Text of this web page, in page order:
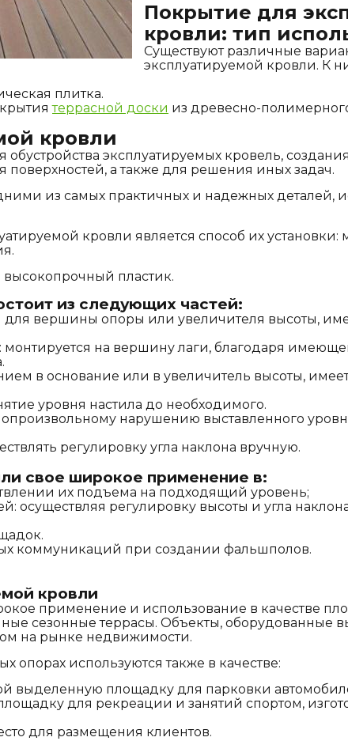
Покрытие для
кровли: тип
Существуют различные
эксплуатируемой кровли. К
плитка.
террасной доски из древесно-
кровли
обустройства эксплуатируемых кровель,
а также для решения иных задач.
из самых практичных и надежных деталей,
кровли является способ их установки:
высокопрочный пластик.
из следующих частей:
для вершины опоры или увеличителя высоты,
монтируется на вершину лаги, благодаря
в основание или в увеличитель высоты,
уровня настила до необходимого.
нарушению выставленного
регулировку угла наклона вручную.
свое широкое применение в:
их подъема на подходящий уровень;
осуществляя регулировку высоты и угла
коммуникаций при создании фальшполов.
кровли
применение и использование в качестве
сезонные террасы. Объекты, оборудованные
на рынке недвижимости.
опорах используются также в качестве:
выделенную площадку для парковки
для рекреации и занятий спортом,
для размещения клиентов.